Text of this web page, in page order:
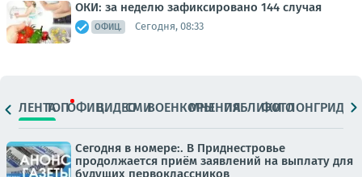
ОКИ: за неделю зафиксировано 144 случая
ОФИЦ. Сегодня, 08:33
ЛЕНТАТОПОФИЦ.ВИДЕОСМИВОЕНКОРЫМНЕНИЯПАБЛИКИ
ФОТОЛОНГРИДЫ
Сегодня в номере:. В Приднестровье
продолжается приём заявлений на выплату для
будущих первоклассников